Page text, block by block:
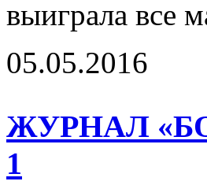
выиграла все
05.05.2016
ЖУРНАЛ
1